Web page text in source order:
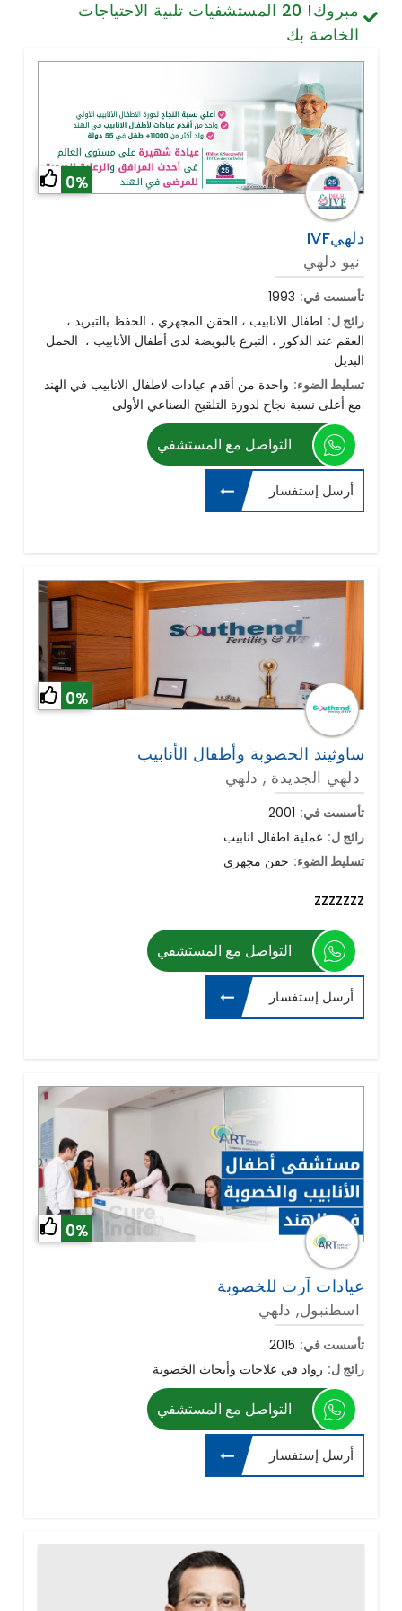
تصميم الأسنان والابتسامة
الخلايا الجذعية / الطب التجديدي
أمراض الرئة
الجراحة العامة
مبروك! 20 المستشفيات تلبية الاحتياجات
الخاصة بك
0%
IVFدلهي
نيو دلهي
تأسست في: 1993
رائج ل: اطفال الانابيب ، الحقن المجهري ، الحفظ بالتبريد ،
العقم عند الذكور ، التبرع بالبويضة لدى أطفال الأنابيب ، الحمل
البديل
تسليط الضوء: واحدة من أقدم عيادات لاطفال الانابيب في الهند
مع أعلى نسبة نجاح لدورة التلقيح الصناعي الأولى.
التواصل مع المستشفي
أرسل إستفسار
0%
ساوثيند الخصوبة وأطفال الأنابيب
دلهي الجديدة , دلهي
تأسست في: 2001
رائج ل: عملية اطفال انابيب
تسليط الضوء: حقن مجهري
zzzzzzz
التواصل مع المستشفي
أرسل إستفسار
0%
عيادات آرت للخصوبة
اسطنبول, دلهي
تأسست في: 2015
رائج ل: رواد في علاجات وأبحاث الخصوبة
التواصل مع المستشفي
أرسل إستفسار